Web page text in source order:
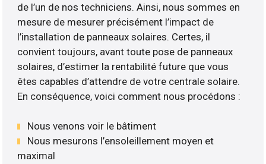
de l’un de nos techniciens. Ainsi, nous sommes en
mesure de mesurer précisément l’impact de
l’installation de panneaux solaires. Certes, il
convient toujours, avant toute pose de panneaux
solaires, d’estimer la rentabilité future que vous
êtes capables d’attendre de votre centrale solaire.
En conséquence, voici comment nous procédons :
Nous venons voir le bâtiment
Nous mesurons l’ensoleillement moyen et
maximal